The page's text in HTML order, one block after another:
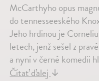
McCarthyho opus
do tennesseeského
Jeho hrdinou je
letech, jenž sešel z
a nyní v černé komedii
Čítať ďalej↓